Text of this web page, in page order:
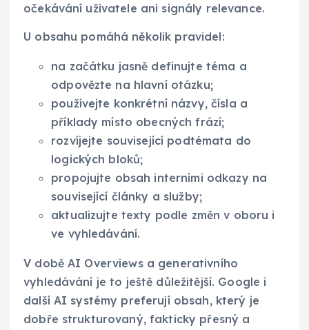
očekávání uživatele ani signály relevance.
U obsahu pomáhá několik pravidel:
na začátku jasně definujte téma a
odpovězte na hlavní otázku;
používejte konkrétní názvy, čísla a
příklady místo obecných frází;
rozvíjejte související podtémata do
logických bloků;
propojujte obsah interními odkazy na
související články a služby;
aktualizujte texty podle změn v oboru i
ve vyhledávání.
V době AI Overviews a generativního
vyhledávání je to ještě důležitější. Google i
další AI systémy preferují obsah, který je
dobře strukturovaný, fakticky přesný a